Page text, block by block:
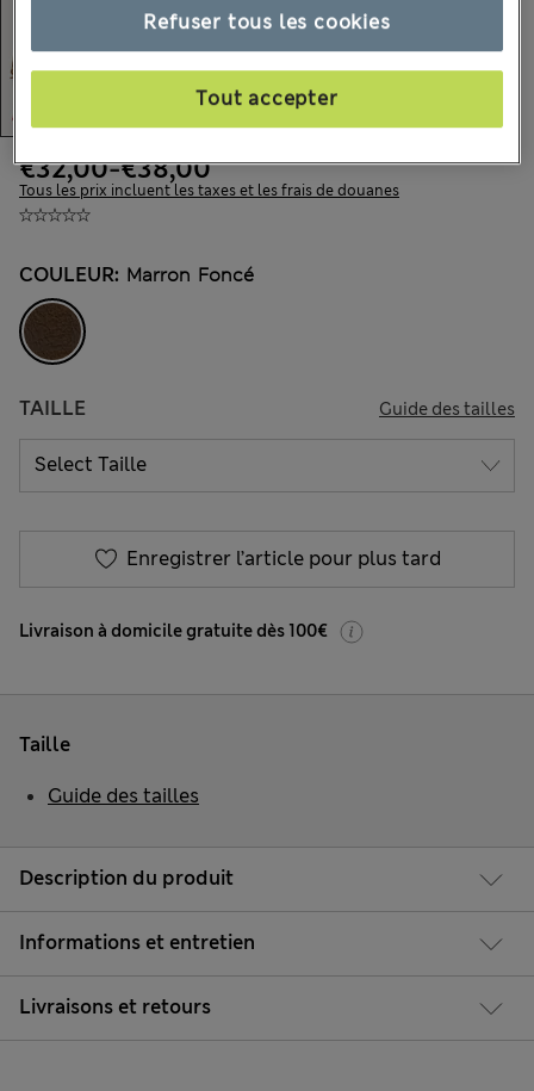
€32,00-€38,00
Tous les prix incluent les taxes et les frais de douanes
COULEUR: Marron Foncé
TAILLE Guide des tailles
Enregistrer l’article pour plus tard
Livraison à domicile gratuite dès 100€
Description du produit
Informations et entretien
Livraisons et retours
Taille
Guide des tailles
Refuser tous les cookies
Tout accepter